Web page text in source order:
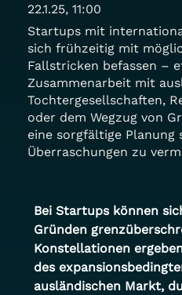
22.1.25, 11:00
Startups mit
sich frühzeitig mit
Fallstricken befassen –
Zusammenarbeit mit
Tochtergesellschaften,
oder dem Wegzug von
eine sorgfältige Planung
Überraschungen zu
Bei Startups können
Gründen
Konstellationen
des
ausländischen Markt,